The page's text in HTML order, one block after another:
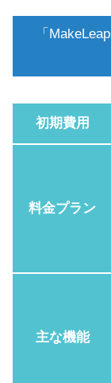
「
初期費用
料金プラン
主な機能